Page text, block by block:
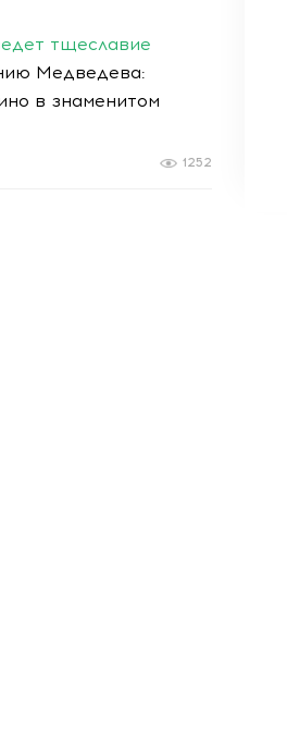
тщеславие
Медведева:
в знаменитом
1252